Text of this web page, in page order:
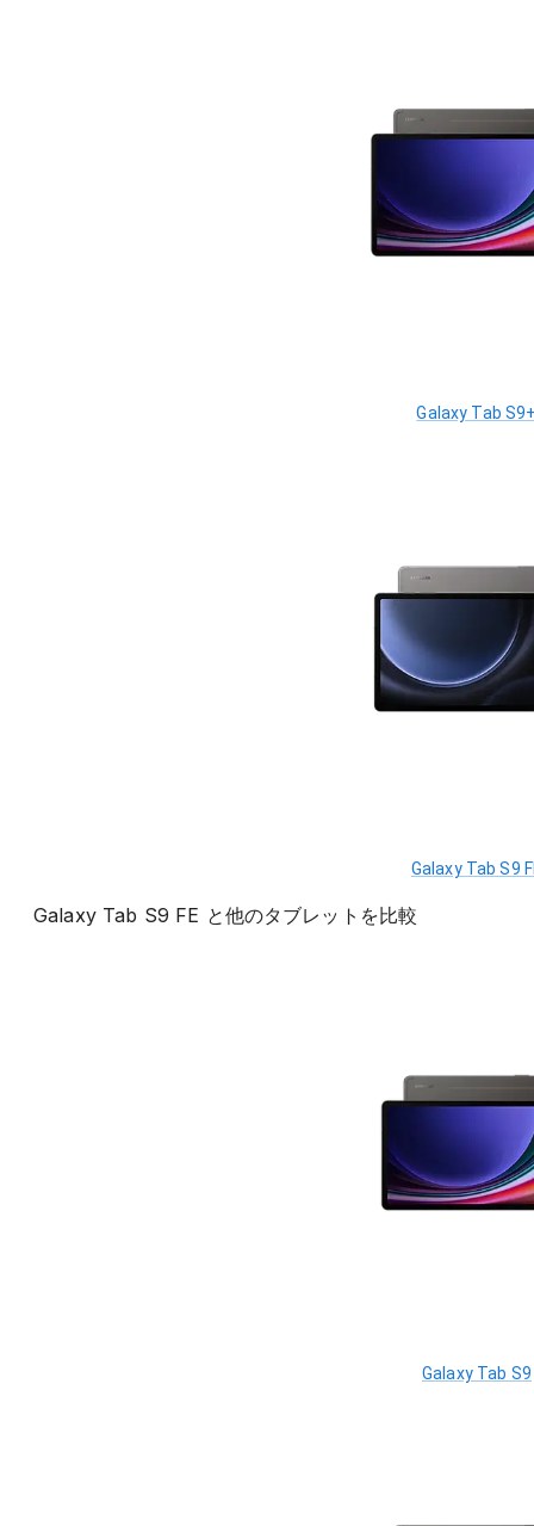
Galaxy Tab
Galaxy Tab S9
Galaxy Tab S9 FE と他のタブレット を比較
Galaxy Tab S9